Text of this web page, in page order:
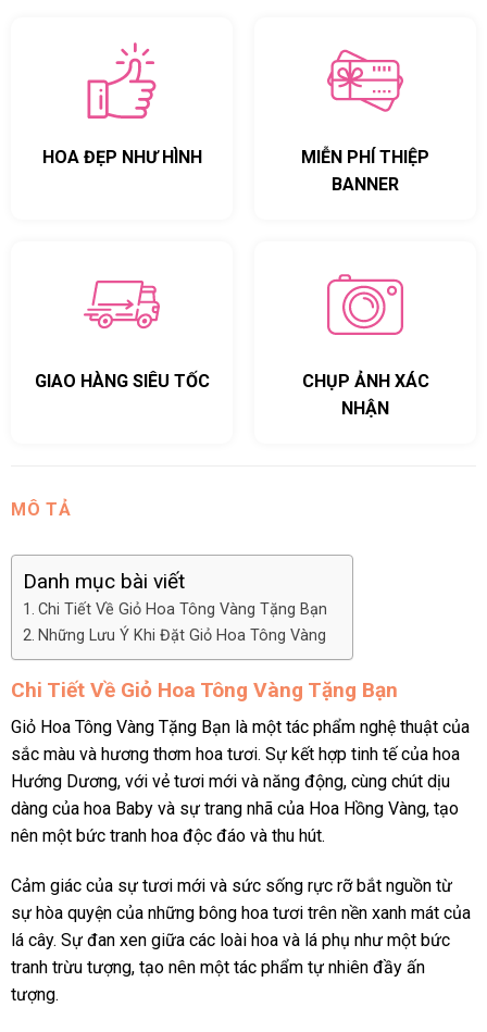
HOA ĐẸP NHƯ HÌNH
MIỄN PHÍ THIỆP
BANNER
GIAO HÀNG SIÊU TỐC
CHỤP ẢNH XÁC
NHẬN
MÔ TẢ
Danh mục bài viết
Chi Tiết Về Giỏ Hoa Tông Vàng Tặng Bạn
Những Lưu Ý Khi Đặt Giỏ Hoa Tông Vàng
Chi Tiết Về Giỏ Hoa Tông Vàng Tặng Bạn
Giỏ Hoa Tông Vàng Tặng Bạn là một tác phẩm nghệ thuật của
sắc màu và hương thơm hoa tươi. Sự kết hợp tinh tế của hoa
Hướng Dương, với vẻ tươi mới và năng động, cùng chút dịu
dàng của hoa Baby và sự trang nhã của Hoa Hồng Vàng, tạo
nên một bức tranh hoa độc đáo và thu hút.
Cảm giác của sự tươi mới và sức sống rực rỡ bắt nguồn từ
sự hòa quyện của những bông hoa tươi trên nền xanh mát của
lá cây. Sự đan xen giữa các loài hoa và lá phụ như một bức
tranh trừu tượng, tạo nên một tác phẩm tự nhiên đầy ấn
tượng.